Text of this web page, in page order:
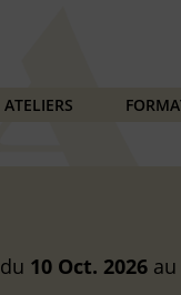
ATELIERS
du 10 Oct. 2026 au